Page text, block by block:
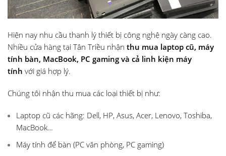
Hiện nay nhu cầu thanh lý thiết bị công nghệ ngày càng cao.
Nhiều cửa hàng tại Tân Triều nhận thu mua laptop cũ, máy
tính bàn, MacBook, PC gaming và cả linh kiện máy
tính với giá hợp lý.
Chúng tôi nhận thu mua các loại thiết bị như:
Laptop cũ các hãng: Dell, HP, Asus, Acer, Lenovo, Toshiba,
MacBook…
Máy tính để bàn (PC văn phòng, PC gaming)